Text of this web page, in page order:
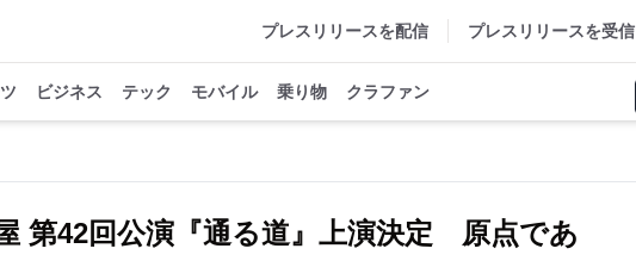
プレスリリースを配信 プレスリリースを受信
ビジネス テック モバイル 乗り物 クラファン
第42回公演『通る道』上演決定 原点であ